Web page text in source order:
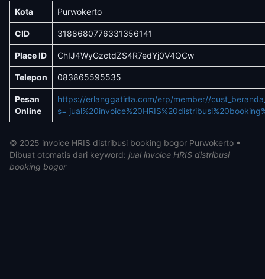
Kota Purwokerto
CID 3188680776331356141
Place ID ChIJ4WyGzctdZS4R7edYj0V4QCw
Telepon 083865595535
Pesan
Online
https://erlanggatirta.com/erp/member//
s=
© 2025 invoice HRIS distribusi booking bogor Purwokerto •
Dibuat otomatis dari keyword: jual invoice HRIS distribusi
booking bogor